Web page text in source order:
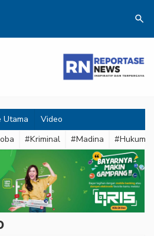
search
Utama Video
#Kriminal #Madina #Hukum